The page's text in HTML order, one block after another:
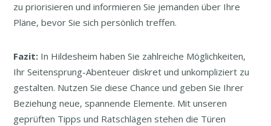
zu priorisieren und informieren Sie jemanden über Ihre
Pläne, bevor Sie sich persönlich treffen.
Fazit: In Hildesheim haben Sie zahlreiche Möglichkeiten,
Ihr Seitensprung-Abenteuer diskret und unkompliziert zu
gestalten. Nutzen Sie diese Chance und geben Sie Ihrer
Beziehung neue, spannende Elemente. Mit unseren
geprüften Tipps und Ratschlägen stehen die Türen